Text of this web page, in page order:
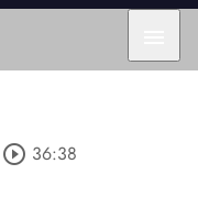
play_circle_outline 36:38